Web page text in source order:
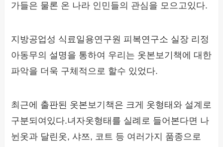
가들은 물론 온 나라 인민들의 관심을 모으고있다.
지방공업성 식료일용연구원 피복연구소 실장 리정
아동무의 설명을 통하여 우리는 옷본보기책에 대한
파악을 더욱 구체적으로 할수 있었다.
최근에 출판된 옷본보기책은 크게 옷형태와 설계로
구분되여있다.녀자옷형태를 실례로 들어본다면 나
뉜옷과 달린옷, 샤쯔, 코트 등 여러가지 품종으로